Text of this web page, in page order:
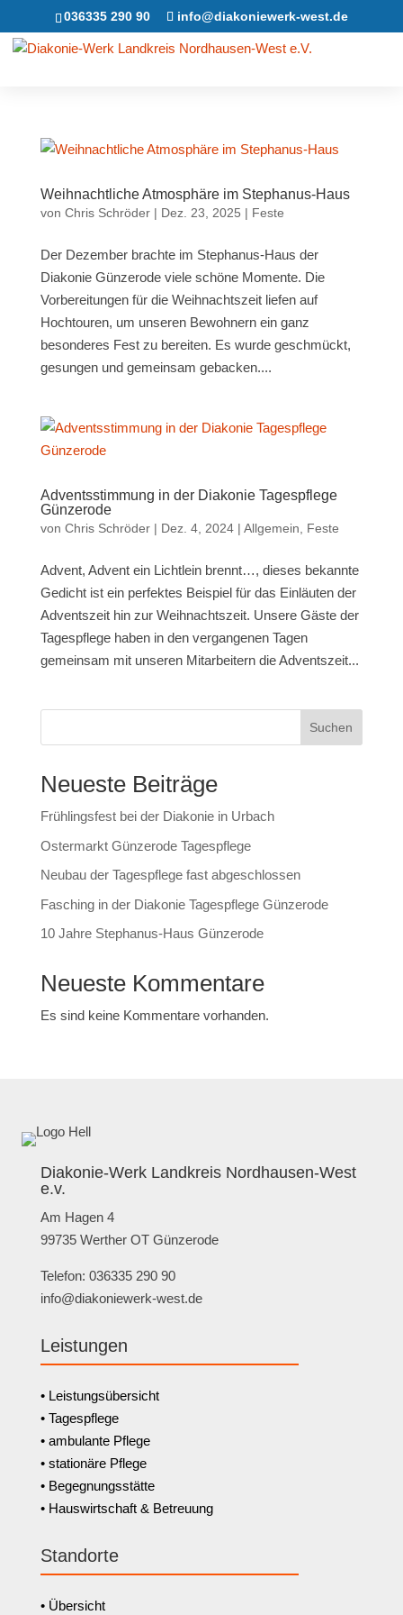
036335 290 90 info@diakoniewerk-west.de
Weihnachtliche Atmosphäre im Stephanus-Haus
von Chris Schröder| Dez. 23, 2025 | Feste
Der Dezember brachte im Stephanus-Haus der
Diakonie Günzerode viele schöne Momente. Die
Vorbereitungen für die Weihnachtszeit liefen auf
Hochtouren, um unseren Bewohnern ein ganz
besonderes Fest zu bereiten. Es wurde geschmückt,
gesungen und gemeinsam gebacken....
Adventsstimmung in der Diakonie Tagespflege
Günzerode
von Chris Schröder| Dez. 4, 2024| Allgemein Feste
Advent, Advent ein Lichtlein brennt…, dieses bekannte
Gedicht ist ein perfektes Beispiel für das Einläuten der
Adventszeit hin zur Weihnachtszeit. Unsere Gäste der
Tagespflege haben in den vergangenen Tagen
gemeinsam mit unseren Mitarbeitern die Adventszeit...
Suchen
Neueste Beiträge
Frühlingsfest bei der Diakonie in Urbach
Ostermarkt Günzerode Tagespflege
Neubau der Tagespflege fast abgeschlossen
Fasching in der Diakonie Tagespflege Günzerode
10 Jahre Stephanus-Haus Günzerode
Neueste Kommentare
Es sind keine Kommentare vorhanden.
Diakonie-Werk Landkreis Nordhausen-West
e.v.
Am Hagen 4
99735 Werther OT Günzerode
Telefon: 036335 290 90
info@diakoniewerk-west.de
Leistungen
• Leistungsübersicht
• Tagespflege
• ambulante Pflege
• stationäre Pflege
• Begegnungsstätte
• Hauswirtschaft & Betreuung
Standorte
• Übersicht